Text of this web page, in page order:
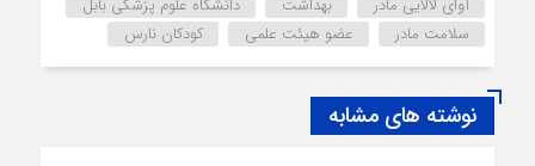
آوای لالایی مادر بهداشت
دانشگاه علوم پزشکی بابل
سلامت مادر
عضو هیئت علمی کودکان نارس
نوشته های مشابه